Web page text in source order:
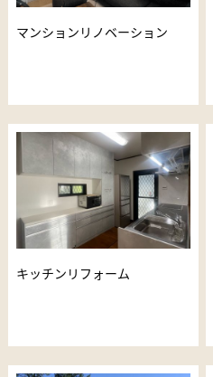
マンションリノベーション
キッチンリフォーム